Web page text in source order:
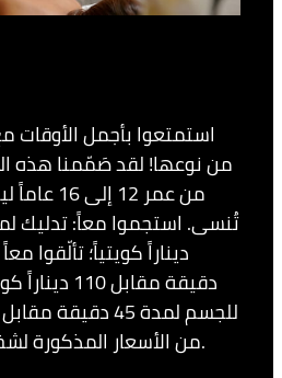
استمتعوا بأجمل الأوقات
من نوعها! لقد صَمّمنا هذه
من عمر
دقيقة
من الأسعار المذكورة لشخص واحد بالغ وطفل واحد.